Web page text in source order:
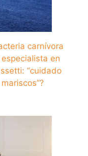
carnívora
en
“cuidado